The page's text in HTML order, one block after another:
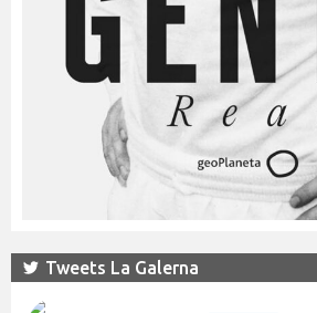
Tweets La Galerna